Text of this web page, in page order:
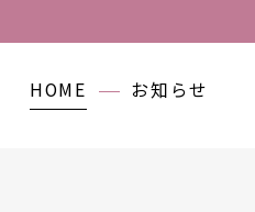
HOME お知らせ